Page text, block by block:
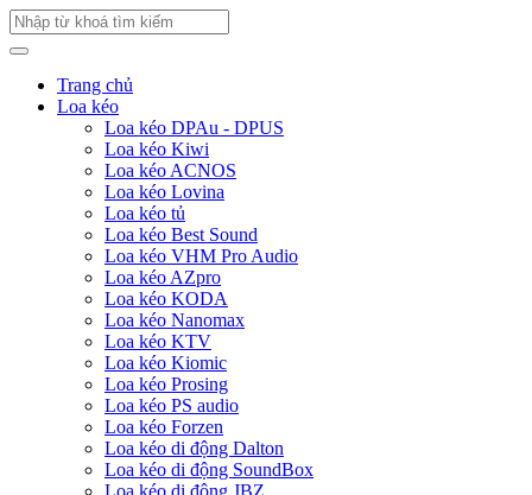
Trang chủ
Loa kéo
Loa kéo DPAu - DPUS
Loa kéo Kiwi
Loa kéo ACNOS
Loa kéo Lovina
Loa kéo tủ
Loa kéo Best Sound
Loa kéo VHM Pro Audio
Loa kéo AZpro
Loa kéo KODA
Loa kéo Nanomax
Loa kéo KTV
Loa kéo Kiomic
Loa kéo Prosing
Loa kéo PS audio
Loa kéo Forzen
Loa kéo di động Dalton
Loa kéo di động SoundBox
Loa kéo di động JBZ